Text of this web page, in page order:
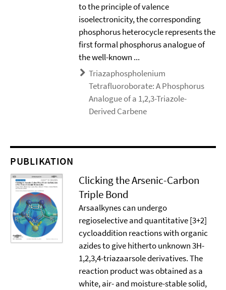
to the principle of valence
isoelectronicity, the corresponding
phosphorus heterocycle represents the
first formal phosphorus analogue of
the well-known ...
Triazaphospholenium
Tetrafluoroborate: A Phosphorus
Analogue of a 1,2,3-Triazole-
Derived Carbene
PUBLIKATION
Clicking the Arsenic-Carbon
Triple Bond
Arsaalkynes can undergo
regioselective and quantitative [3+2]
cycloaddition reactions with organic
azides to give hitherto unknown 3H-
1,2,3,4-triazaarsole derivatives. The
reaction product was obtained as a
white, air- and moisture-stable solid,